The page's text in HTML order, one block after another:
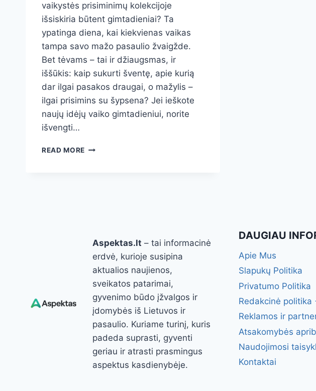
vaikystės prisiminimų kolekcijoje
išsiskiria būtent gimtadieniai? Ta
ypatinga diena, kai kiekvienas vaikas
tampa savo mažo pasaulio žvaigžde.
Bet tėvams – tai ir džiaugsmas, ir
iššūkis: kaip sukurti šventę, apie kurią
dar ilgai pasakos draugai, o mažylis –
ilgai prisimins su šypsena? Jei ieškote
naujų idėjų vaiko gimtadieniui, norite
išvengti…
READ MORE NEPAMIRŠTAMOS
BE
STRESO
Aspektas.lt – tai informacinė
erdvė, kurioje susipina
aktualios naujienos,
sveikatos patarimai,
gyvenimo būdo įžvalgos ir
įdomybės iš Lietuvos ir
pasaulio. Kuriame turinį, kuris
padeda suprasti, gyventi
geriau ir atrasti prasmingus
aspektus kasdienybėje.
DAUGIAU
Apie Mus
Slapukų Politika
Privatumo Politika
Redakcinė politika
Reklamos ir
Atsakomybės
Naudojimosi
Kontaktai